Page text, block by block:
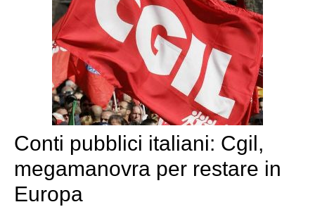
Conti pubblici italiani: Cgil,
megamanovra per restare in
Europa